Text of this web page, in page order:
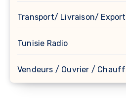
Transport/ Livraison/
Tunisie Radio
Vendeurs / Ouvrier /